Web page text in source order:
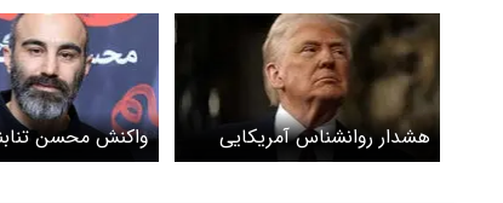
هشدار روانشناس آمریکایی
درباره وخامت سریع سلامت
واکنش محسن
اظهارات